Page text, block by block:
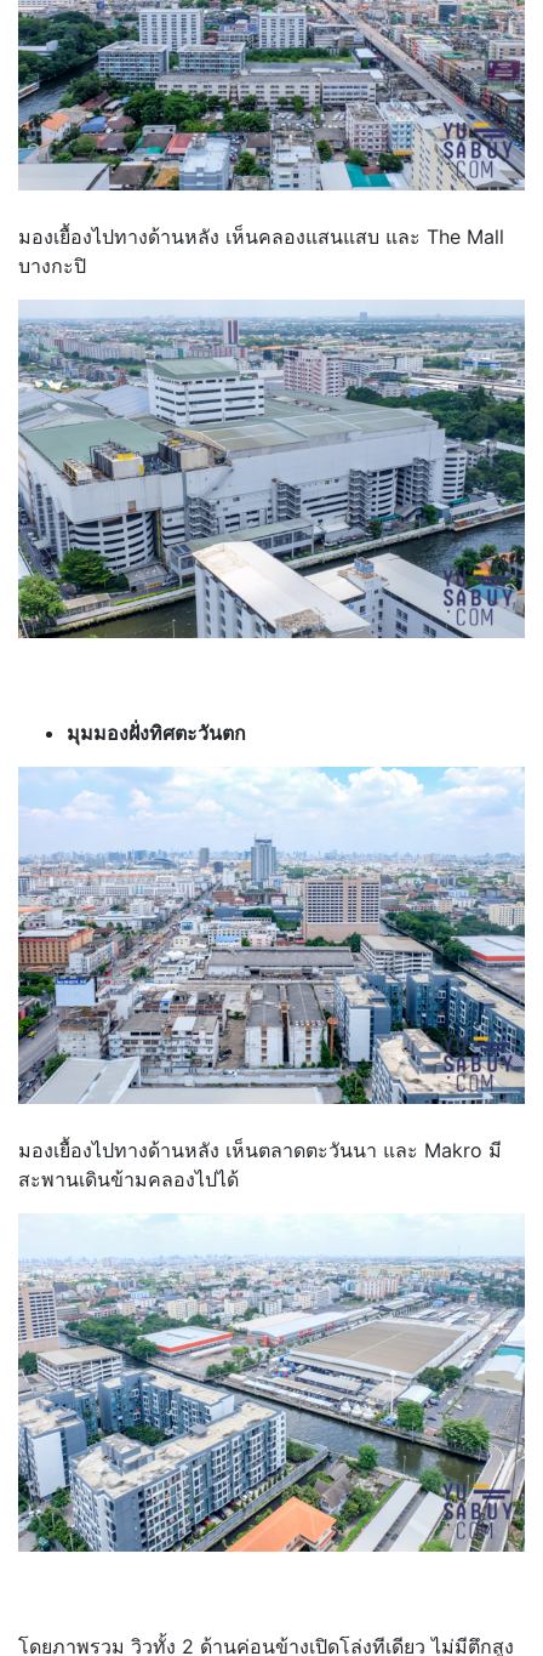
มองเยื้องไปทางด้านหลัง เห็นคลองแสนแสบ และ The Mall
บางกะปิ
มุมมองฝั่งทิศตะวันตก
มองเยื้องไปทางด้านหลัง เห็นตลาดตะวันนา และ Makro มี
สะพานเดินข้ามคลองไปได้
โดยภาพรวม วิวทั้ง 2 ด้านค่อนข้างเปิดโล่งทีเดียว ไม่มีตึกสูง